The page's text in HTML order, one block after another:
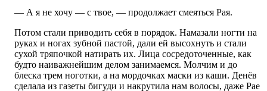
— А я не хочу — с твое, — продолжает смеяться Рая.
Потом стали приводить себя в порядок. Намазали ногти на
руках и ногах зубной пастой, дали ей высохнуть и стали
сухой тряпочкой натирать их. Лица сосредоточенные, как
будто наиважнейшим делом занимаемся. Молчим и до
блеска трем ноготки, а на мордочках маски из каши. Денёв
сделала из газеты бигуди и накрутила нам волосы, даже Рае